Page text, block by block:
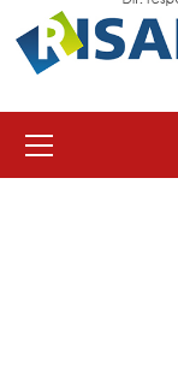
principale